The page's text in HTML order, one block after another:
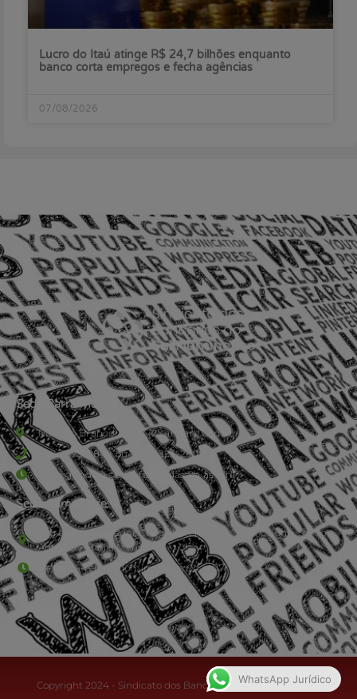
Lucro do Itaú atinge R$ 24,7 bilhões enquanto
banco corta empregos e fecha agências
07/08/2026
Sede Barra Mansa
Rua Rio Branco, nº107 (2º andar), Centro - Cep: 27.330-030
(24) 3323-2848 ou (24) 3323-2500
De segunda à sexta-feira , das 9h às 17h.
Sede Campestre:
Estrada Governador Chagas Freitas – 3.780 – Colônia Santo
Antônio – Barra Mansa
De terça-feira a domingo, das 9h às 17h
Copyright 2024 - Sindicato dos Bancários do Sul Fluminense
WhatsApp Jurídico